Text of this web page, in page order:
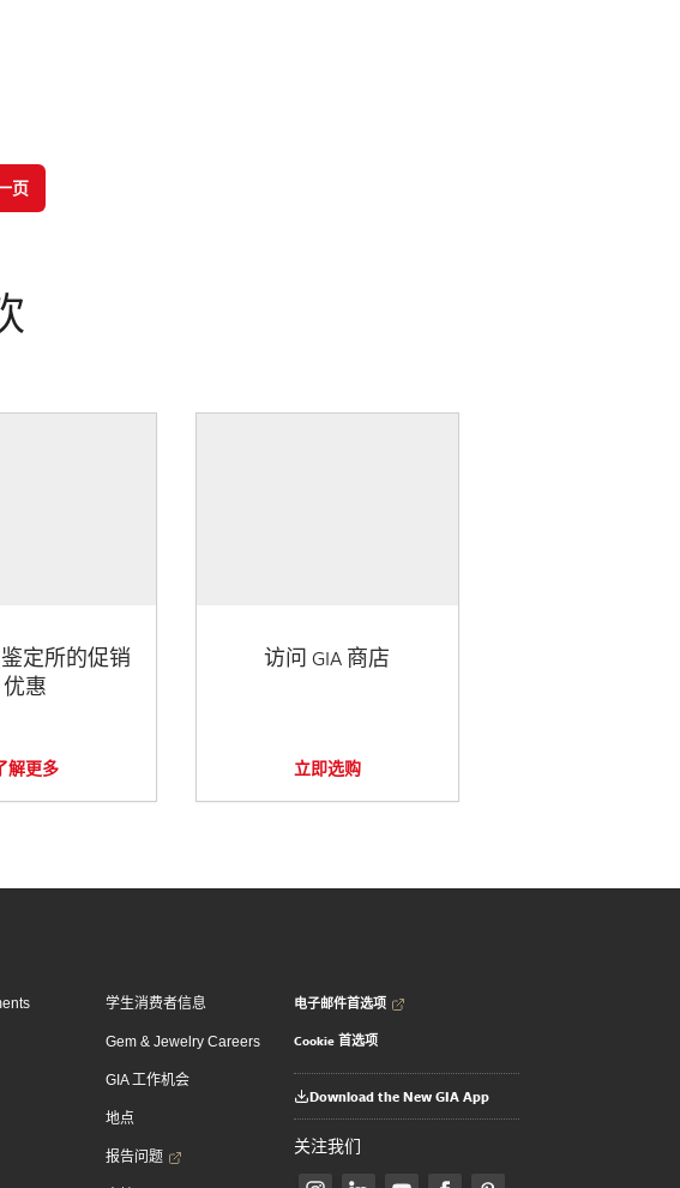
页
定所的促销
优惠
解更多
访问 GIA 商店
立即选购
学生消费者信息
Gem & Jewelry Careers
GIA 工作机会
地点
报告问题
电子邮件首选项
Cookie 首选项
Download the New GIA App
关注我们